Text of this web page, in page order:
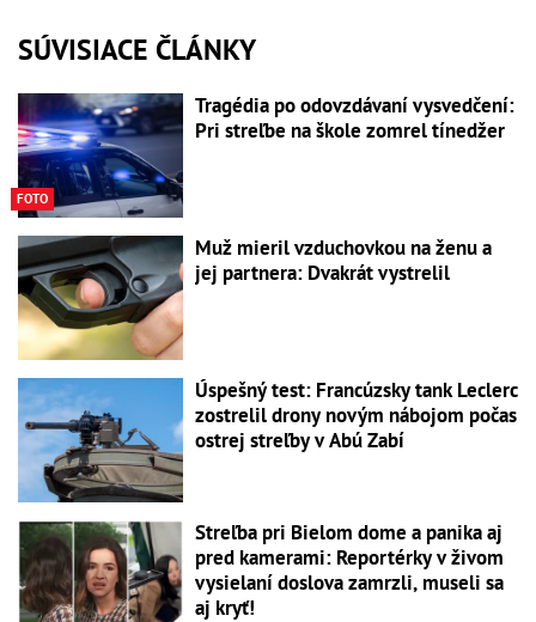
SÚVISIACE ČLÁNKY
FOTO
Tragédia po odovzdávaní vysvedčení:
Pri streľbe na škole zomrel tínedžer
Muž mieril vzduchovkou na ženu a
jej partnera: Dvakrát vystrelil
Úspešný test: Francúzsky tank Leclerc
zostrelil drony novým nábojom počas
ostrej streľby v Abú Zabí
Streľba pri Bielom dome a panika aj
pred kamerami: Reportérky v živom
vysielaní doslova zamrzli, museli sa
aj kryť!